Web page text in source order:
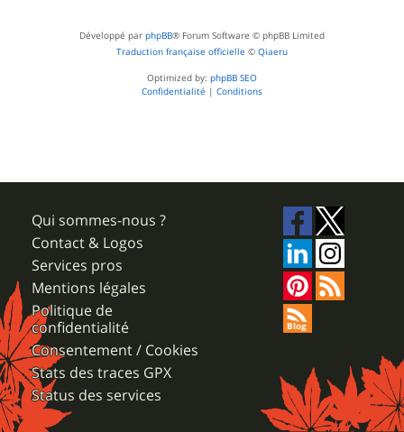
Développé par phpBB® Forum Software © phpBB Limited
Traduction française officielle © Qiaeru
Optimized by: phpBB SEO
Confidentialité | Conditions
Qui sommes-nous ?
Contact & Logos
Services pros
Mentions légales
Politique de
confidentialité
Consentement / Cookies
Stats des traces GPX
Status des services